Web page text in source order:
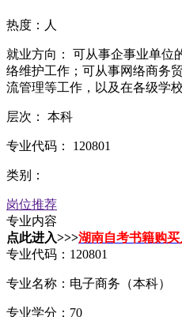
热度： 人
就业方向： 可从事企事业单位
络维护工作；可从事网络商务
流管理等工作，以及在各级学
层次： 本科
专业代码： 120801
类别：
岗位推荐
专业内容
点此进入>>>湖南自考书籍购买
专业代码：120801
专业名称：电子商务（本科）
专业学分：70